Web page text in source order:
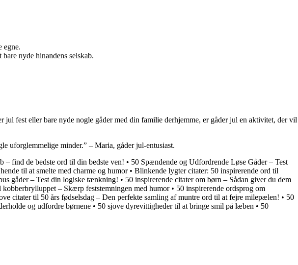
egne.
nyde hinandens selskab.
fest eller bare nyde nogle gåder med din familie derhjemme, er gåder jul en aktivitet, der vil
uforglemmelige minder.” – Maria, gåder jul-entusiast.
– find de bedste ord til din bedste ven! • 50 Spændende og Udfordrende Løse Gåder – Test
til at smelte med charme og humor• Blinkende lygter citater: 50 inspirerende ord til
gåder – Test din logiske tænkning! • 50 inspirerende citater om børn – Sådan giver du dem
kobberbrylluppet – Skærp feststemningen med humor• 50 inspirerende ordsprog om
citater til 50 års fødselsdag – Den perfekte samling af muntre ord til at fejre milepælen! • 50
og udfordre børnene • 50 sjove dyrevittigheder til at bringe smil på læben • 50